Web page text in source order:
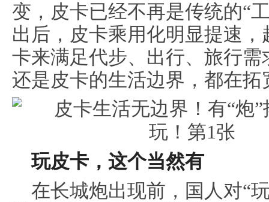
变，皮卡已经不再是传统的“
出后，皮卡乘用化明显提速
卡来满足代步、出行、旅行
还是皮卡的生活边界，都在拓
玩皮卡 ， 这个当然有
在长城炮出现前，国人对“